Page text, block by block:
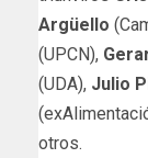
Argüello
(UPCN),
(UDA), Julio
otros.